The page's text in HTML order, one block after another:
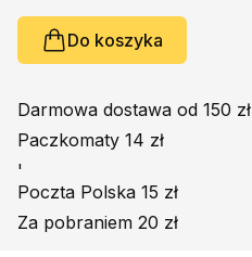
Do koszyka
Darmowa dostawa od 150 zł
Paczkomaty 14 zł
'
Poczta Polska 15 zł
Za pobraniem 20 zł